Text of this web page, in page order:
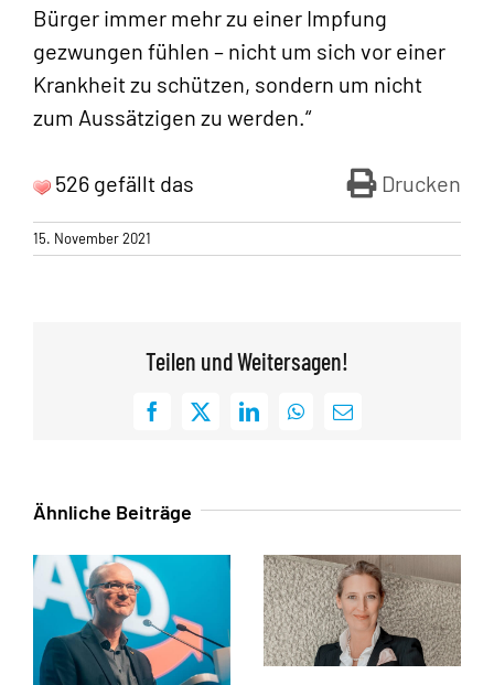
Bürger immer mehr zu einer Impfung
gezwungen fühlen – nicht um sich vor einer
Krankheit zu schützen, sondern um nicht
zum Aussätzigen zu werden.“
Drucken
526 gefällt das
15. November 2021
Teilen und Weitersagen!
Facebook
X LinkedInWhatsApp
E-
Ähnliche Beiträge